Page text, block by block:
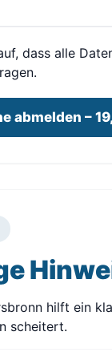
dass alle
abmelden –
hilft ein
scheitert.